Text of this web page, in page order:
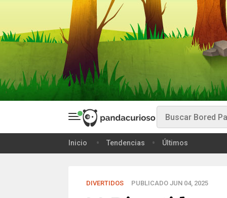
Inicio Tendencias Últimos
DIVERTIDOS PUBLICADO JUN 04, 2025